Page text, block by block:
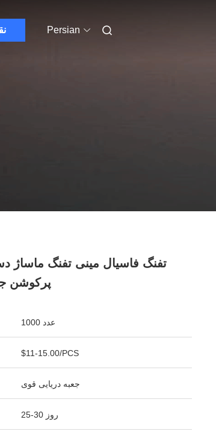
Persian
تفنگ فاسیال مینی تفنگ ماساژ
پرکوشن
1000 عدد
$11-15.00/PCS
جعبه دریایی قوی
25-30 روز